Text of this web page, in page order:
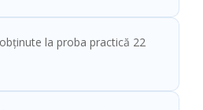
la proba practică 22